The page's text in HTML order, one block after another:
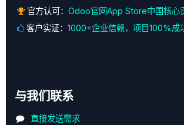
官方认可： Odoo官网App Store中国核心
客户实证： 1000+企业信赖，项目100%成
与我们联系
直接发送需求